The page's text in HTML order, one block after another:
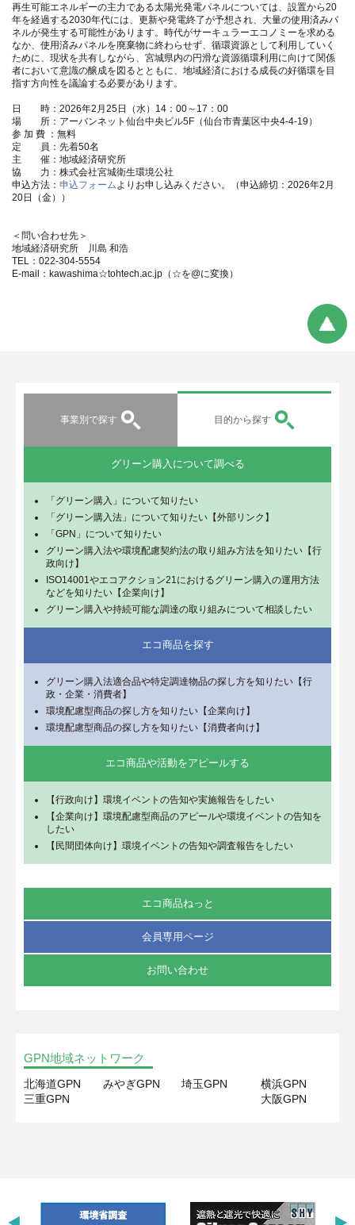
再生可能エネルギーの主力である太陽光発電パネルについては、設置から20
年を経過する2030年代には、更新や発電終了が予想され、大量の使用済みパ
ネルが発生する可能性があります。時代がサーキュラーエコノミーを求める
なか、使用済みパネルを廃棄物に終わらせず、循環資源として利用していく
ために、現状を共有しながら、宮城県内の円滑な資源循環利用に向けて関係
者において意識の醸成を図るとともに、地域経済における成長の好循環を目
指す方向性を議論する必要があります。
日 時：2026年2月25日（水）14：00～17：00
場 所：アーバンネット仙台中央ビル5F（仙台市青葉区中央4-4-19）
参 加 費 ：無料
定 員：先着50名
主 催：地域経済研究所
協 力：株式会社宮城衛生環境公社
申込方法： 申込フォームよりお申し込みください。（申込締切：2026年2月
20日（金））
＜問い合わせ先＞
地域経済研究所 川島 和浩
TEL：022-304-5554
E-mail：kawashima☆tohtech.ac.jp（☆を@に変換）
事業別で探す 目的から探す
グリーン購入について調べる
「グリーン購入」について知りたい
「グリーン購入法」について知りたい【外部リンク】
「GPN」について知りたい
グリーン購入法や環境配慮契約法の取り組み方法を知りたい【行
政向け】
ISO14001やエコアクション21におけるグリーン購入の運用方法
などを知りたい【企業向け】
グリーン購入や持続可能な調達の取り組みについて相談したい
エコ商品を探す
グリーン購入法適合品や特定調達物品の探し方を知りたい【行
政・企業・消費者】
環境配慮型商品の探し方を知りたい【企業向け】
環境配慮型商品の探し方を知りたい【消費者向け】
エコ商品や活動をアピールする
【行政向け】環境イベントの告知や実施報告をしたい
【企業向け】環境配慮型商品のアピールや環境イベントの告知を
したい
【民間団体向け】環境イベントの告知や調査報告をしたい
エコ商品ねっと
会員専用ページ
お問い合わせ
GPN地域ネットワーク
北海道GPN みやぎGPN 埼玉GPN
横浜GPN
三重GPN
大阪GPN